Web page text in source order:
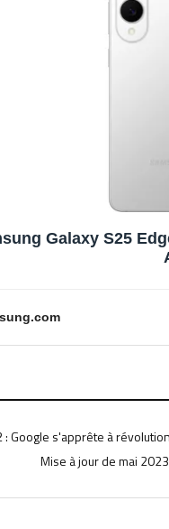
Galaxy S25
: Google s'apprête à
Mise à jour de mai